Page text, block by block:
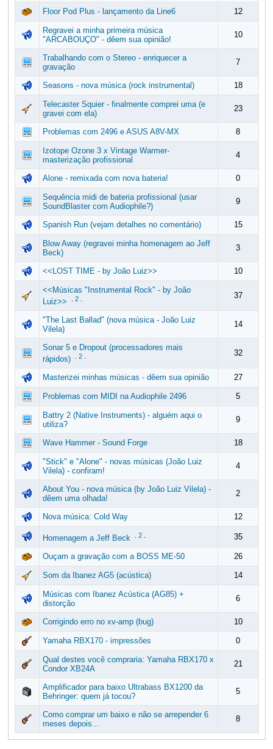
Floor Pod Plus - lançamento da Line6 12
Regravei a minha primeira música
"ARCABOUÇO" - dêem sua opinião!
10
Trabalhando com o Stereo - enriquecer a
gravação
7
Seasons - nova música (rock instrumental) 18
Telecaster Squier - finalmente comprei uma (e
gravei com ela)
23
Problemas com 2496 e ASUS A8V-MX 8
Izotope Ozone 3 x Vintage Warmer-
masterização profissional
4
Alone - remixada com nova bateria! 0
Sequência midi de bateria profissional (usar
SoundBlaster com Audiophile?)
9
Spanish Run (vejam detalhes no comentário) 15
Blow Away (regravei minha homenagem ao Jeff
Beck)
3
<<LOST TIME - by João Luiz>> 10
<<Músicas "Instrumental Rock" - by João
Luiz>>
2. 37
"The Last Ballad" (nova música - João Luiz
Vilela)
14
Sonar 5 e Dropout (processadores mais
rápidos)
2. 32
Masterizei minhas músicas - dêem sua opinião 27
Problemas com MIDI na Audiophile 2496 5
Battry 2 (Native Instruments) - alguém aqui o
utiliza?
9
Wave Hammer - Sound Forge 18
"Stick" e "Alone" - novas músicas (João Luiz
Vilela) - confiram!
4
About You - nova música (by João Luiz Vilela) -
dêem uma olhada!
2
Nova música: Cold Way 12
Homenagem a Jeff Beck 2. 35
Ouçam a gravação com a BOSS ME-50 26
Som da Ibanez AG5 (acústica) 14
Músicas com Ibanez Acústica (AG85) +
distorção
6
Corrigindo erro no xv-amp (bug) 10
Yamaha RBX170 - impressões 0
Qual destes você compraria: Yamaha RBX170 x
Condor XB24A
21
Amplificador para baixo Ultrabass BX1200 da
Behringer: quem já tocou?
5
Como comprar um baixo e não se arrepender 6
meses depois...
8